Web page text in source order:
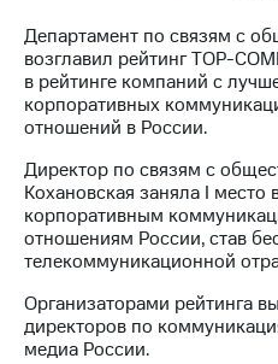
Департамент по связям с
возглавил рейтинг TOP-
в рейтинге компаний с
корпоративных
отношений в России.
Директор по связям с
Кохановская заняла I место
корпоративным
отношениям России, став
телекоммуникационной
Организаторами рейтинга
директоров по
медиа России.